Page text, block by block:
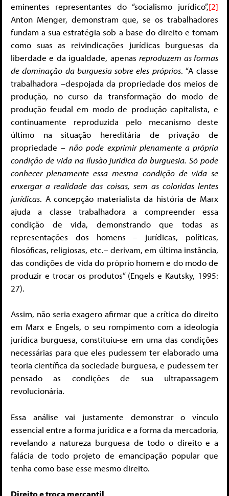
eminentes representantes do “socialismo jurídico”,[2]
Anton Menger, demonstram que, se os trabalhadores
fundam a sua estratégia sob a base do direito e tomam
como suas as reivindicações jurídicas burguesas da
liberdade e da igualdade, apenasreproduzem as formas
de dominação da burguesia sobre eles próprios. “A classe
trabalhadora –despojada da propriedade dos meios de
produção, no curso da transformação do modo de
produção feudal em modo de produção capitalista, e
continuamente reproduzida pelo mecanismo deste
último na situação hereditária de privação de
propriedade –não pode exprimir plenamente a própria
condição de vida na ilusão jurídica da burguesia. Só pode
conhecer plenamente essa mesma condição de vida se
enxergar a realidade das coisas, sem as coloridas lentes
jurídicas. A concepção materialista da história de Marx
ajuda a classe trabalhadora a compreender essa
condição de vida, demonstrando que todas as
representações dos homens – jurídicas, políticas,
filosóficas, religiosas, etc.– derivam, em última instância,
das condições de vida do próprio homem e do modo de
produzir e trocar os produtos” (Engels e Kautsky, 1995:
27).
Assim, não seria exagero afirmar que a crítica do direito
em Marx e Engels, o seu rompimento com a ideologia
jurídica burguesa, constituiu-se em uma das condições
necessárias para que eles pudessem ter elaborado uma
teoria científica da sociedade burguesa, e pudessem ter
pensado as condições de sua ultrapassagem
revolucionária.
Essa análise vai justamente demonstrar o vínculo
essencial entre a forma jurídica e a forma da mercadoria,
revelando a natureza burguesa de todo o direito e a
falácia de todo projeto de emancipação popular que
tenha como base esse mesmo direito.
Direito e troca mercantil